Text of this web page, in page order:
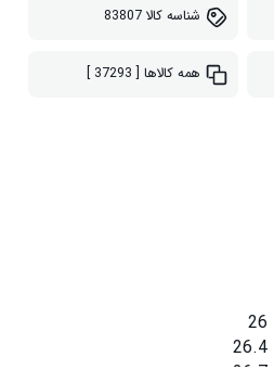
شناسه کالا83807
همه کالاها [ 37293 ]